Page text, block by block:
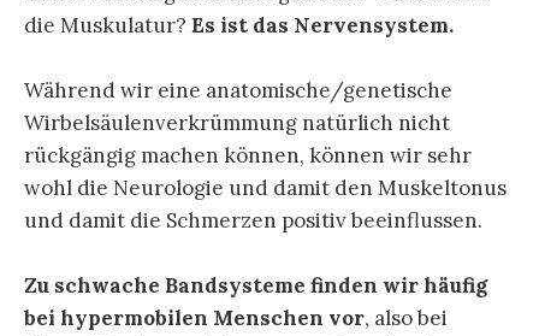
die Muskulatur? Es ist das Nervensystem.
Während wir eine anatomische/genetische
Wirbelsäulenverkrümmung natürlich nicht
rückgängig machen können, können wir sehr
wohl die Neurologie und damit den Muskeltonus
und damit die Schmerzen positiv beeinflussen.
Zu schwache Bandsysteme finden wir häufig
bei hypermobilen Menschen vor, also bei